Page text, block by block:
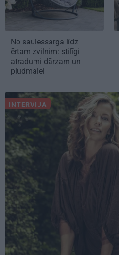
No saulessarga līdz
ērtam zvilnim: stilīgi
atradumi dārzam un
pludmalei
INTERVIJA